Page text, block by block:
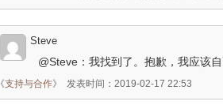
Steve
@Steve：我找到了。抱歉，我应该
《支持与合作》 发表时间：2019-02-17 22:53